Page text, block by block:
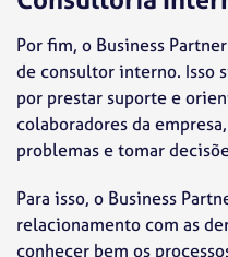
Por fim, o Business
de consultor interno. Isso
por prestar suporte e
colaboradores da
problemas e tomar
Para isso, o Business
relacionamento com as
conhecer bem os